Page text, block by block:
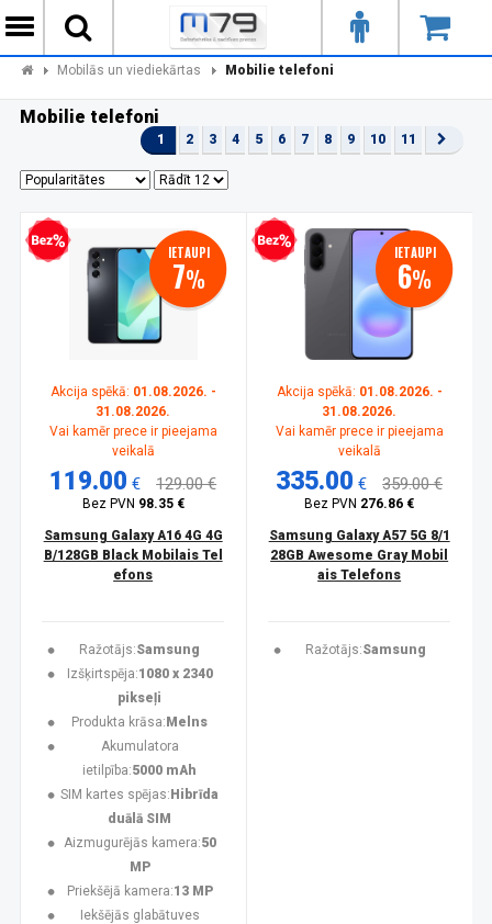
Mobilās un viediekārtas Mobilie telefoni
Mobilie telefoni
1 2 3 4 5 6 7 8 9 10 11
kredīts IETAUPI
7%
Akcija spēkā: 01.08.2026. -
31.08.2026.
Vai kamēr prece ir pieejama
veikalā
119.00 € 129.00 €
Bez PVN 98.35 €
Samsung Galaxy A16 4G 4G
B/128GB Black Mobilais Tel
efons
Ražotājs:Samsung
Izšķirtspēja:1080 x 2340
pikseļi
Produkta krāsa: Melns
Akumulatora
ietilpība:5000 mAh
SIM kartes spējas: Hibrīda
duālā SIM
Aizmugurējās kamera:50
MP
Priekšējā kamera:13 MP
Iekšējās glabātuves
Bezprocentu kredīts IETAUPI
6%
Akcija spēkā: 01.08.2026. -
31.08.2026.
Vai kamēr prece ir pieejama
veikalā
335.00 € 359.00 €
Bez PVN 276.86 €
Samsung Galaxy A57 5G 8/1
28GB Awesome Gray Mobil
ais Telefons
Ražotājs:Samsung